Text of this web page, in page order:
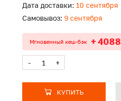
Дата доставки: 10 сентября
Самовывоз: 9 сентября
Мгновенный кеш-бэк + 4088
- +
КУПИТЬ